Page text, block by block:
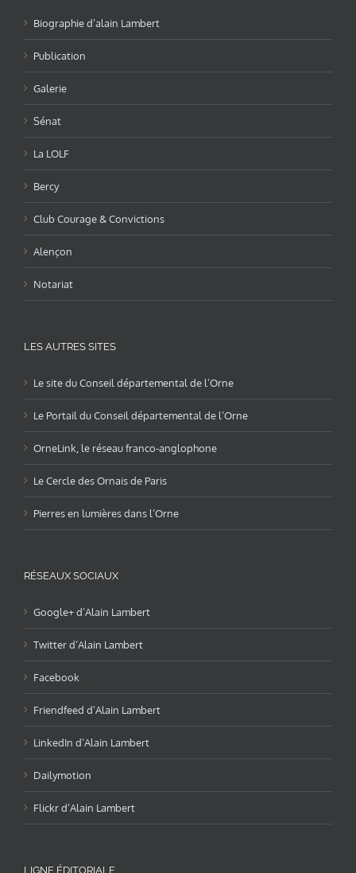
Biographie d’alain Lambert
Publication
Galerie
Sénat
La LOLF
Bercy
Club Courage & Convictions
Alençon
Notariat
LES AUTRES SITES
Le site du Conseil départemental de l’Orne
Le Portail du Conseil départemental de l’Orne
OrneLink, le réseau franco-anglophone
Le Cercle des Ornais de Paris
Pierres en lumières dans l’Orne
RÉSEAUX SOCIAUX
Google+ d’Alain Lambert
Twitter d’Alain Lambert
Facebook
Friendfeed d’Alain Lambert
LinkedIn d’Alain Lambert
Dailymotion
Flickr d’Alain Lambert
LIGNE ÉDITORIALE